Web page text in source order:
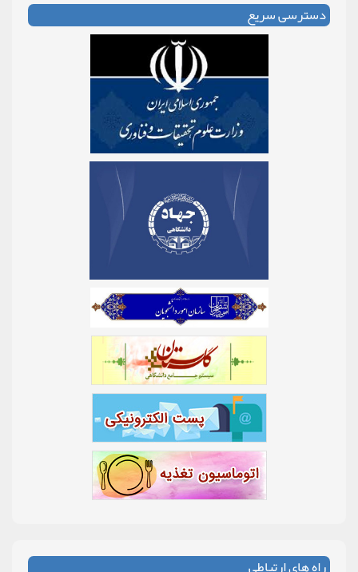
دسترسی سریع
راه های ارتباطی